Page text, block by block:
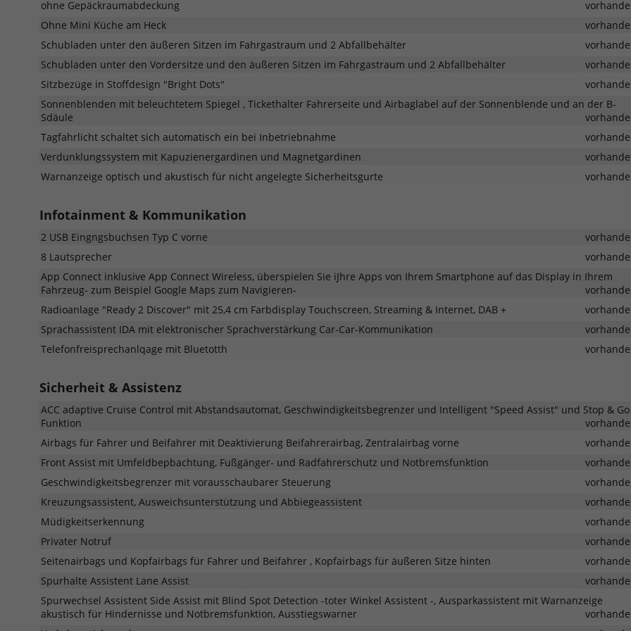
ohne Gepäckraumabdeckung
Ohne Mini Küche am Heck
Schubladen unter den äußeren Sitzen im Fahrgastraum und 2 Abfallbehälter
Schubladen unter den Vordersitze und den äußeren Sitzen im Fahrgastraum und 2 Abfallbehälter
Sitzbezüge in Stoffdesign "Bright Dots"
Sonnenblenden mit beleuchtetem Spiegel , Tickethalter Fahrerseite und Airbaglabel auf der Sonnenblende und an der B-
Sdäule
Tagfahrlicht schaltet sich automatisch ein bei Inbetriebnahme
Verdunklungssystem mit Kapuzienergardinen und Magnetgardinen
Warnanzeige optisch und akustisch für nicht angelegte Sicherheitsgurte
Infotainment & Kommunikation
2 USB Eingngsbuchsen Typ C vorne
8 Lautsprecher
App Connect inklusive App Connect Wireless, überspielen Sie iJhre Apps von Ihrem Smartphone auf das Display in Ihrem
Fahrzeug- zum Beispiel Google Maps zum Navigieren-
Radioanlage "Ready 2 Discover" mit 25,4 cm Farbdisplay Touchscreen, Streaming & Internet, DAB +
Sprachassistent IDA mit elektronischer Sprachverstärkung Car-Car-Kommunikation
Telefonfreisprechanlqage mit Bluetotth
Sicherheit & Assistenz
ACC adaptive Cruise Control mit Abstandsautomat, Geschwindigkeitsbegrenzer und Intelligent "Speed Assist" und Stop & Go
Funktion
Airbags für Fahrer und Beifahrer mit Deaktivierung Beifahrerairbag, Zentralairbag vorne
Front Assist mit Umfeldbepbachtung, Fußgänger- und Radfahrerschutz und Notbremsfunktion
Geschwindigkeitsbegrenzer mit vorausschaubarer Steuerung
Kreuzungsassistent, Ausweichsunterstützung und Abbiegeassistent
Müdigkeitserkennung
Privater Notruf
Seitenairbags und Kopfairbags für Fahrer und Beifahrer , Kopfairbags für äußeren Sitze hinten
Spurhalte Assistent Lane Assist
Spurwechsel Assistent Side Assist mit Blind Spot Detection -toter Winkel Assistent -, Ausparkassistent mit Warnanzeige
akustisch für Hindernisse und Notbremsfunktion, Ausstiegswarner